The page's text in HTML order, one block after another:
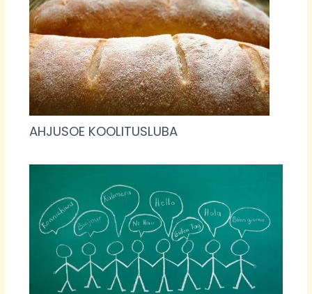
AHJUSOE KOOLITUSLUBA